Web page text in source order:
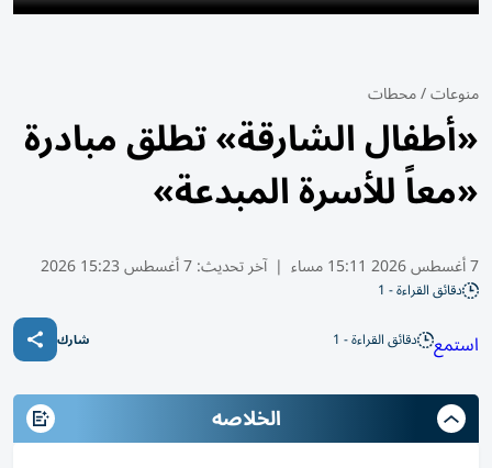
منوعات/محطات
«أطفال الشارقة» تطلق مبادرة
«معاً للأسرة المبدعة»
7 أغسطس 2026 15:11 مساء | آخر تحديث:7 أغسطس 15:23 2026
دقائق القراءة - 1
استمع دقائق القراءة - 1 شارك
الخلاصه